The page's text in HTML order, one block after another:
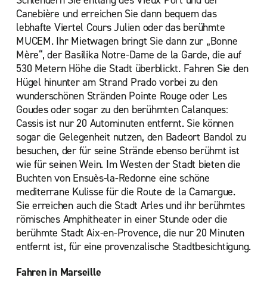
Canebière und erreichen Sie dann bequem das
lebhafte Viertel Cours Julien oder das berühmte
MUCEM. Ihr Mietwagen bringt Sie dann zur „Bonne
Mère“, der Basilika Notre-Dame de la Garde, die auf
530 Metern Höhe die Stadt überblickt. Fahren Sie den
Hügel hinunter am Strand Prado vorbei zu den
wunderschönen Stränden Pointe Rouge oder Les
Goudes oder sogar zu den berühmten Calanques:
Cassis ist nur 20 Autominuten entfernt. Sie können
sogar die Gelegenheit nutzen, den Badeort Bandol zu
besuchen, der für seine Strände ebenso berühmt ist
wie für seinen Wein. Im Westen der Stadt bieten die
Buchten von Ensuès-la-Redonne eine schöne
mediterrane Kulisse für die Route de la Camargue.
Sie erreichen auch die Stadt Arles und ihr berühmtes
römisches Amphitheater in einer Stunde oder die
berühmte Stadt Aix-en-Provence, die nur 20 Minuten
entfernt ist, für eine provenzalische Stadtbesichtigung.
Fahren in Marseille